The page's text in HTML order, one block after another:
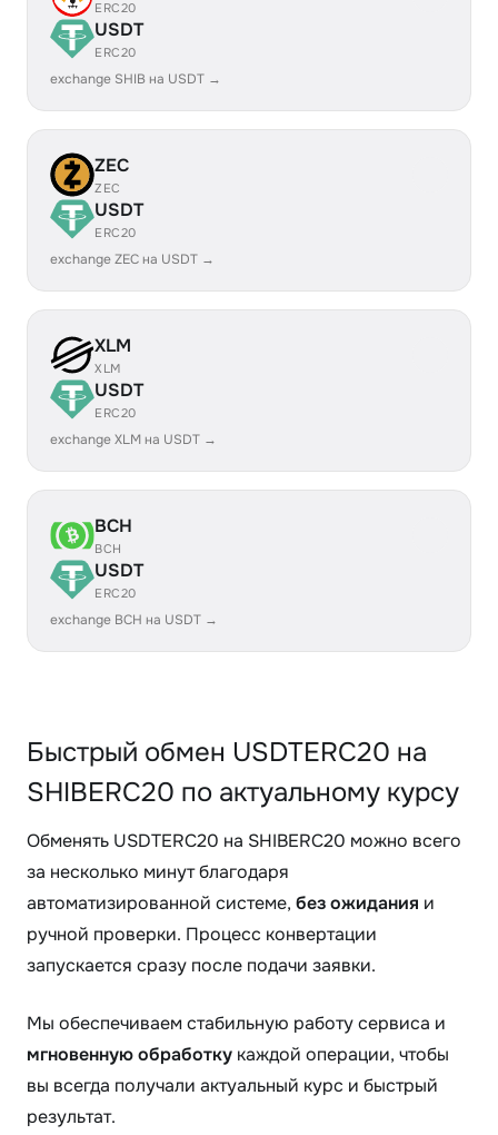
ERC20
USDT
ERC20
exchange SHIB на USDT →
ZEC
ZEC
USDT
ERC20
exchange ZEC на USDT →
XLM
XLM
USDT
ERC20
exchange XLM на USDT →
BCH
BCH
USDT
ERC20
exchange BCH на USDT →
Быстрый обмен USDTERC20 на
SHIBERC20 по актуальному курсу
Обменять USDTERC20 на SHIBERC20 можно всего
за несколько минут благодаря
автоматизированной системе, без ожидания и
ручной проверки. Процесс конвертации
запускается сразу после подачи заявки.
Мы обеспечиваем стабильную работу сервиса и
мгновенную обработку каждой операции, чтобы
вы всегда получали актуальный курс и быстрый
результат.